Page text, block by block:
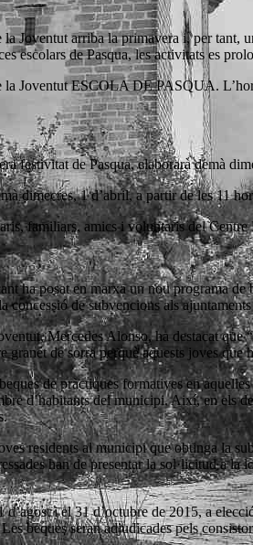
Joventut arriba la primavera i, per tant,
escolars de Pasqua, les activitats es
Joventut ESCOLA DE PASQUA.
festivitat de Pasqua, elaborarà demà
dimecres, 1 d’abril, a partir de les 11
familiars, amics i voluntaris del
ha posat en marxa un nou programa
concessió de subvencions als
Mercedes Alonso, ha destacat
de sorra perquè aquests joves
de pràctiques formatives en
d’habitants del municipi. Així, en els
residents al municipi que obtinga la
han de presentar la sol·licitud a
d’agost i el 31 d’octubre de 2015, a
beques seran adjudicades pels